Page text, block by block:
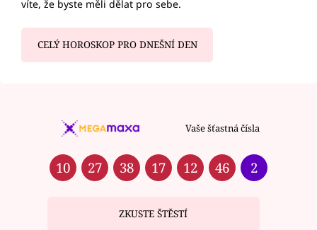
víte, že byste měli dělat pro sebe.
CELÝ HOROSKOP PRO DNEŠNÍ DEN
Vaše šťastná čísla
10 27 38 17 12 46 2
ZKUSTE ŠTĚSTÍ